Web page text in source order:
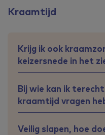
Kraamtijd
Krijg ik ook
keizersnede in het
Bij wie kan ik
kraamtijd vragen
Veilig slapen, hoe